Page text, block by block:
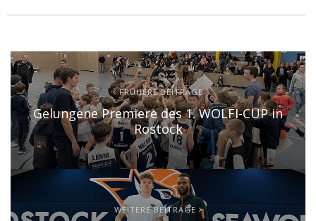
FRÜHERE BEITRÄGE
Gelungene Premiere des 1. WOLFI-CUP in
Rostock
WEITERE BEITRÄGE